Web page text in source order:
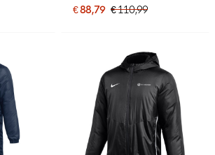
€ 88,79 € 110,99